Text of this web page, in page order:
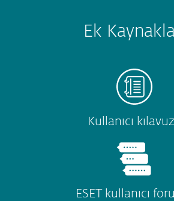
Ek
Kullanıcı
ESET kullanıcı